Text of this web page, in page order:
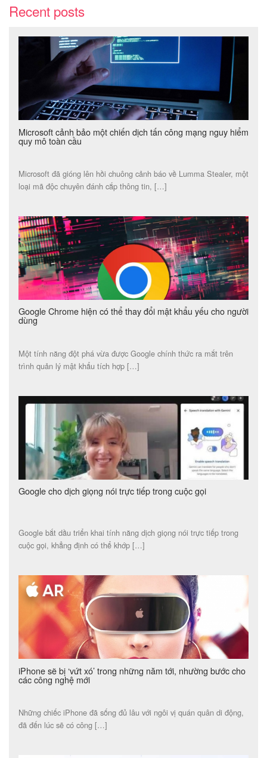
Recent posts
Microsoft cảnh bảo một chiến dịch tấn công mạng nguy hiểm
quy mô toàn cầu
Microsoft đã gióng lên hồi chuông cảnh báo về Lumma Stealer, một
loại mã độc chuyên đánh cắp thông tin, […]
Google Chrome hiện có thể thay đổi mật khẩu yếu cho người
dùng
Một tính năng đột phá vừa được Google chính thức ra mắt trên
trình quản lý mật khẩu tích hợp […]
Google cho dịch giọng nói trực tiếp trong cuộc gọi
Google bắt dầu triển khai tính năng dịch giọng nói trực tiếp trong
cuộc gọi, khẳng định có thể khớp […]
iPhone sẽ bị ‘vứt xó’ trong những năm tới, nhường bước cho
các công nghệ mới
Những chiếc iPhone đã sống đủ lâu với ngôi vị quán quân di động,
đã đến lúc sẽ có công […]